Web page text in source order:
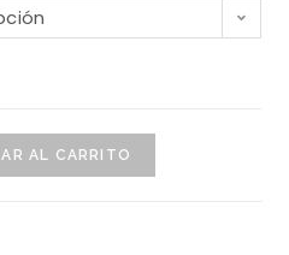
AL CARRITO